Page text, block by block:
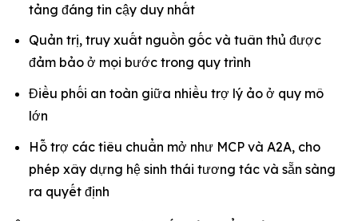
tảng đáng tin cậy duy nhất
Quản trị, truy xuất nguồn gốc và tuân thủ được
đảm bảo ở mọi bước trong quy trình
Điều phối an toàn giữa nhiều trợ lý ảo ở quy mô
lớn
Hỗ trợ các tiêu chuẩn mở như MCP và A2A, cho
phép xây dựng hệ sinh thái tương tác và sẵn sàng
ra quyết định